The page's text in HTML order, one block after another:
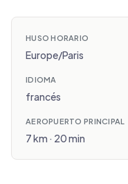
HUSO HORARIO
Europe/Paris
IDIOMA
francés
AEROPUERTO PRINCIPAL
7 km · 20 min